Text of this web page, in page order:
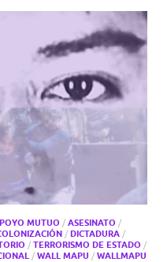
MUTUO / ASESINATO /
/ DICTADURA /
/ TERRORISMO DE ESTADO /
/ WALL MAPU / WALLMAPU